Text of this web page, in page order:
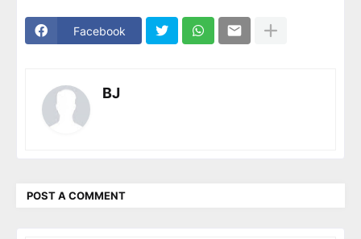
Facebook
BJ
POST A COMMENT